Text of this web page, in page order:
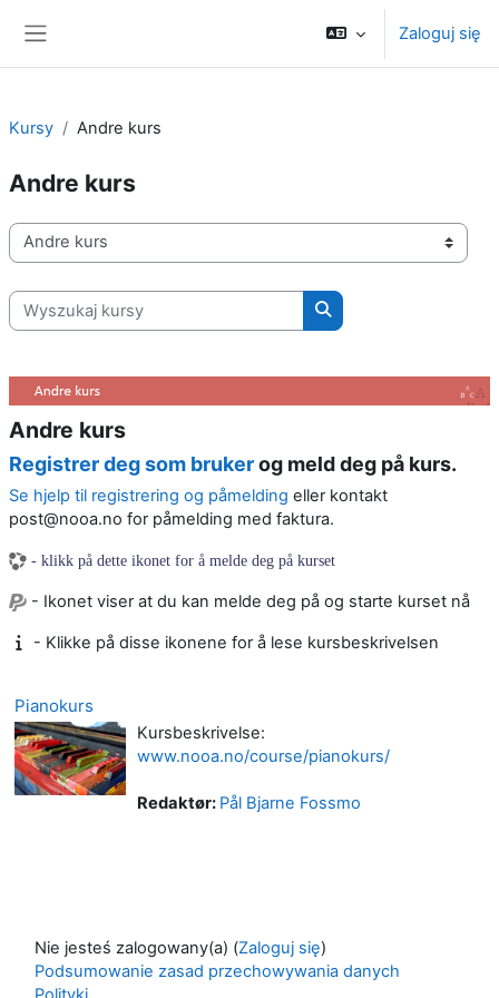
Zaloguj się
Kursy Andre kurs
Andre kurs
Kategorie kursów
Wyszukaj kursy
Wyszukaj kursy
Andre kurs
Registrer deg som brukerog meld deg på kurs.
Se hjelp til registrering og påmelding eller kontakt
post@nooa.no for påmelding med faktura.
- klikk på dette ikonet for å melde deg på kurset
- Ikonet viser at du kan melde deg på og starte kurset nå
- Klikke på disse ikonene for å lese kursbeskrivelsen
Pianokurs
Kursbeskrivelse:
www.nooa.no/course/pianokurs/
Redaktør: Pål Bjarne Fossmo
Nie jesteś zalogowany(a) (Zaloguj się)
Podsumowanie zasad przechowywania danych